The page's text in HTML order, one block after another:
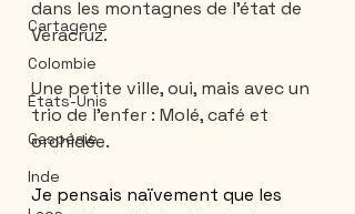
Cartagene
Colombie
États-Unis
Gaspésie
Inde
dans les montagnes de l'état de
Veracruz.
Une petite ville, oui, mais avec un
trio de l'enfer : Molé, café et
orchidée.
Je pensais naïvement que les